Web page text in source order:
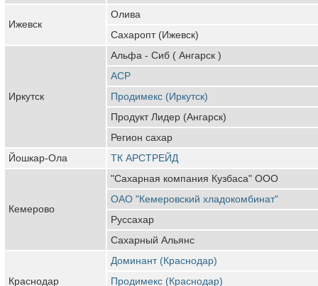
Ижевск
Олива
Сахаропт (Ижевск)
Иркутск
Альфа - Сиб ( Ангарск )
АСР
Продимекс (Иркутск)
Продукт Лидер (Ангарск)
Регион сахар
Йошкар-Ола
ТК АРСТРЕЙД
Кемерово
"Сахарная компания Кузбаса" ООО
ОАО "Кемеровский хладокомбинат"
Руссахар
Сахарный Альянс
Краснодар
Доминант (Краснодар)
Продимекс (Краснодар)